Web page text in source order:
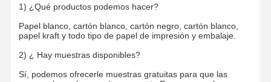
1) ¿Qué productos podemos hacer?
Papel blanco, cartón blanco, cartón negro, cartón blanco,
papel kraft y todo tipo de papel de impresión y embalaje.
2) ¿ Hay muestras disponibles?
Sí, podemos ofrecerle muestras gratuitas para que las